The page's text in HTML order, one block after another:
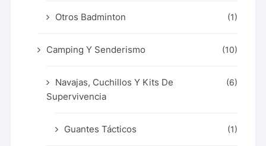
Otros Badminton (1)
Camping Y Senderismo (10)
Navajas, Cuchillos Y Kits De
Supervivencia
(6)
Guantes Tácticos (1)